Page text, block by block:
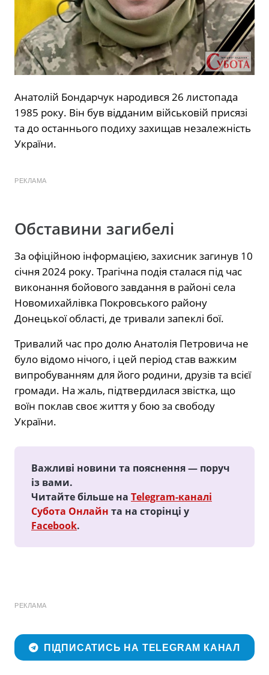
Анатолій Бондарчук народився 26 листопада
1985 року. Він був відданим військовій присязі
та до останнього подиху захищав незалежність
України.
РЕКЛАМА
Обставини загибелі
За офіційною інформацією, захисник загинув 10
січня 2024 року. Трагічна подія сталася під час
виконання бойового завдання в районі села
Новомихайлівка Покровського району
Донецької області, де тривали запеклі бої.
Тривалий час про долю Анатолія Петровича не
було відомо нічого, і цей період став важким
випробуванням для його родини, друзів та всієї
громади. На жаль, підтвердилася звістка, що
воїн поклав своє життя у бою за свободу
України.
Важливі новини та пояснення — поруч
із вами.
Читайте більше на Telegram-каналі
Субота Онлайн та на сторінці у
Facebook.
РЕКЛАМА
ПІДПИСАТИСЬ НА TELEGRAM КАНАЛ